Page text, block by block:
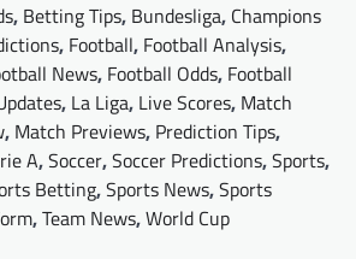
, Betting Tips, Bundesliga, Champions
, Football, Football Analysis,
News, Football Odds, Football
, La Liga, Live Scores, Match
, Match Previews, Prediction Tips,
A,Soccer,Soccer Predictions,Sports,
Betting,Sports News,Sports
,Team News,World Cup